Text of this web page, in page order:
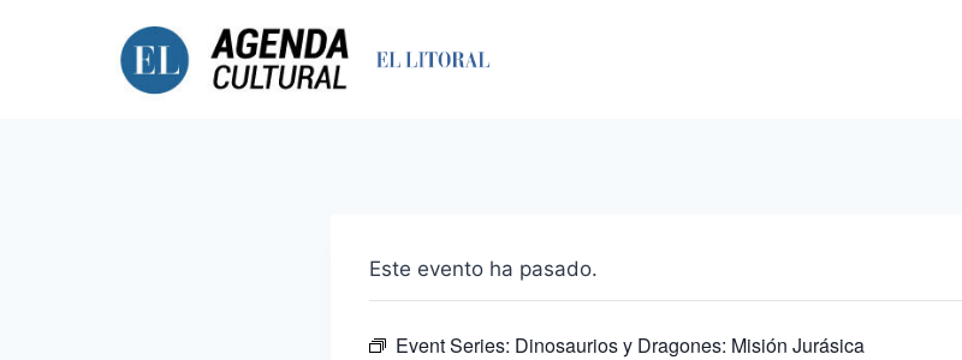
Este evento ha pasado.
Event Series: Dinosaurios y Dragones: Misión Jurásica